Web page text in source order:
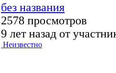
без названия
2578 просмотров
9 лет назад от
Неизвестно